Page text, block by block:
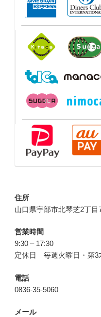
住所
山口県宇部市北琴芝2丁目
営業時間
9:30 – 17:30
定休日 毎週火曜日・第3
電話
0836-35-5060
メール